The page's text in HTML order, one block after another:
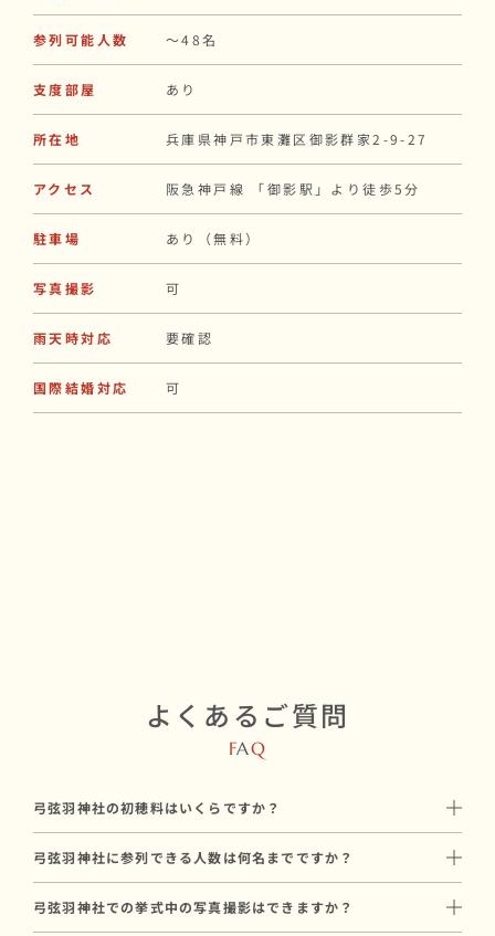
参列可能人数 〜48名
支度部屋 あり
所在地 兵庫県神戸市東灘区御影群家2-9-27
アクセス 阪急神戸線 「御影駅」より徒歩5分
駐車場 あり（無料）
写真撮影 可
雨天時対応 要確認
国際結婚対応 可
よくあるご質問
FAQ
弓弦羽神社の初穂料はいくらですか？
神社に直接お納めいただく挙式のお礼で、和婚スタイルのプラン
料金とは別途必要です。
弓弦羽神社に参列できる人数は何名までですか？
親族中心の挙式から、少人数の友人を含めた挙式まで対応可能で
弓弦羽神社での挙式中の写真撮影はできますか？